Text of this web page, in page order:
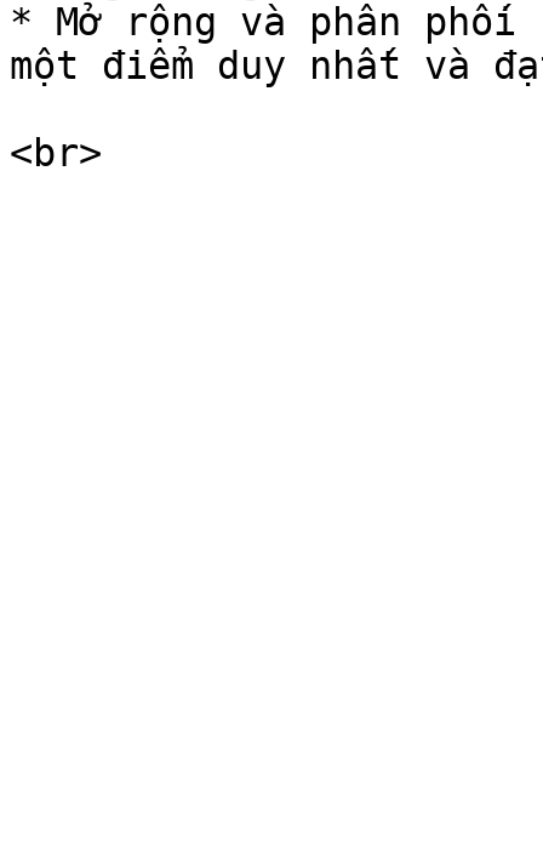
* Mở rộng và phân
một điểm duy nhất và